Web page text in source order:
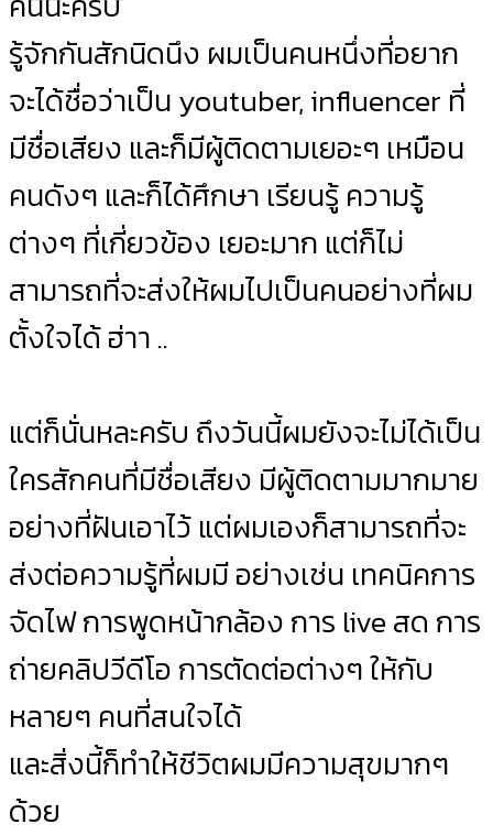
รู้จักกันสักนิดนึง ผมเป็นคนหนึ่งที่อยาก
จะได้ชื่อว่าเป็น youtuber, influencer ที่
มีชื่อเสียง และก็มีผู้ติดตามเยอะๆ เหมือน
คนดังๆ และก็ได้ศึกษา เรียนรู้ ความรู้
ต่างๆ ที่เกี่ยวข้อง เยอะมาก แต่ก็ไม่
สามารถที่จะส่งให้ผมไปเป็นคนอย่างที่ผม
ตั้งใจได้ ฮ่าา ..
แต่ก็นั่นหละครับ ถึงวันนี้ผมยังจะไม่ได้เป็น
ใครสักคนที่มีชื่อเสียง มีผู้ติดตามมากมาย
อย่างที่ฝันเอาไว้ แต่ผมเองก็สามารถที่จะ
ส่งต่อความรู้ที่ผมมี อย่างเช่น เทคนิคการ
จัดไฟ การพูดหน้ากล้อง การ live สด การ
ถ่ายคลิปวีดีโอ การตัดต่อต่างๆ ให้กับ
หลายๆ คนที่สนใจได้
และสิ่งนี้ก็ทำให้ชีวิตผมมีความสุขมากๆ
ด้วย